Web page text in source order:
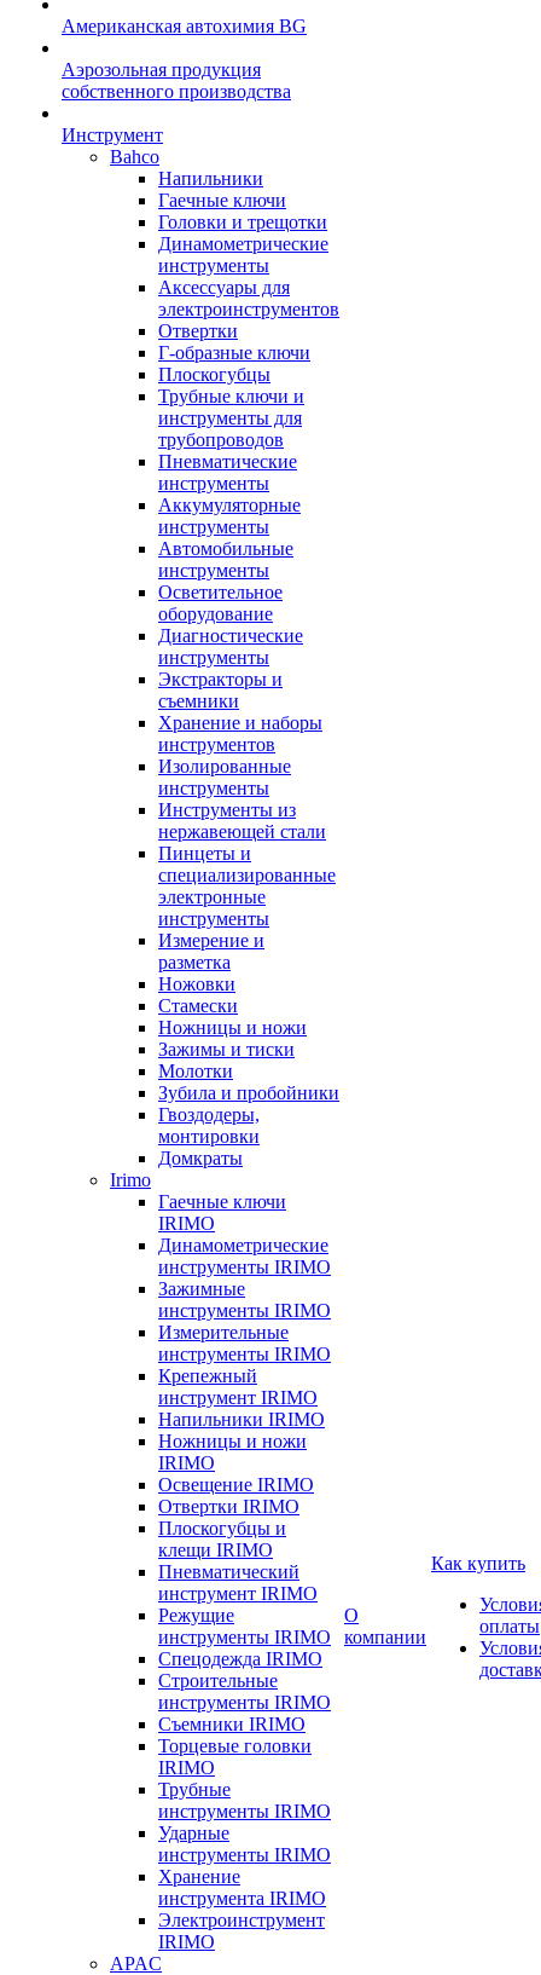
Американская автохимия BG
Аэрозольная продукция
собственного производства
Инструмент
Bahco
Напильники
Гаечные ключи
Головки и трещотки
Динамометрические
инструменты
Аксессуары для
электроинструментов
Отвертки
Г-образные ключи
Плоскогубцы
Трубные ключи и
инструменты для
трубопроводов
Пневматические
инструменты
Аккумуляторные
инструменты
Автомобильные
инструменты
Осветительное
оборудование
Диагностические
инструменты
Экстракторы и
съемники
Хранение и наборы
инструментов
Изолированные
инструменты
Инструменты из
нержавеющей стали
Пинцеты и
специализированные
электронные
инструменты
Измерение и
разметка
Ножовки
Стамески
Ножницы и ножи
Зажимы и тиски
Молотки
Зубила и пробойники
Гвоздодеры,
монтировки
Домкраты
Irimo
Гаечные ключи
IRIMO
Динамометрические
инструменты IRIMO
Зажимные
инструменты IRIMO
Измерительные
инструменты IRIMO
Крепежный
инструмент IRIMO
Напильники IRIMO
Ножницы и ножи
IRIMO
Освещение IRIMO
Отвертки IRIMO
Плоскогубцы и
клещи IRIMO
Пневматический
инструмент IRIMO
Режущие
инструменты IRIMO
Спецодежда IRIMO
Строительные
инструменты IRIMO
Съемники IRIMO
Торцевые головки
IRIMO
Трубные
инструменты IRIMO
Ударные
инструменты IRIMO
Хранение
инструмента IRIMO
Электроинструмент
IRIMO
APAC
О
компании
Как купить
оплаты